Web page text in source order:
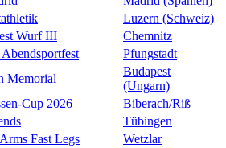
Luzern (Schweiz)
Wurf III
Chemnitz
Pfungstadt
Memorial
Budapest
(Ungarn)
Cup 2026
Biberach/Riß
Tübingen
Fast Legs
Wetzlar